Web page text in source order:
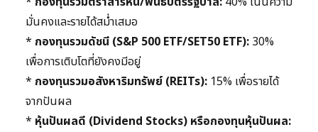
มั่นคงและรายได้สม่ำเสมอ
* กองทุนรวมดัชนี (S&P 500 ETF/SET50 ETF): 30%
เพื่อการเติบโตที่ยังคงมีอยู่
* กองทุนรวมอสังหาริมทรัพย์ (REITs): 15% เพื่อรายได้
จากปันผล
* หุ้นปันผลดี (Dividend Stocks) หรือกองทุนหุ้นปันผล: